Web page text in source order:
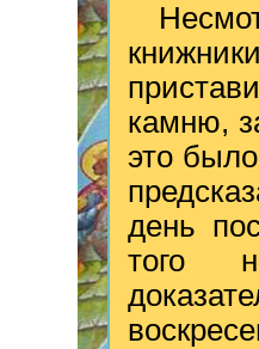
камню,
это
день
того